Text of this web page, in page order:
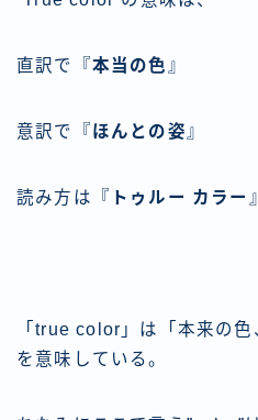
直訳で『本当の色 』
意訳で『ほんとの姿 』
読み方は『 トゥルー カラー 』
「true color」は「本来の色
を意味している。